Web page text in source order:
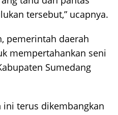
tersebut,” ucapnya.
pemerintah daerah
mempertahankan seni
Sumedang
ini terus dikembangkan